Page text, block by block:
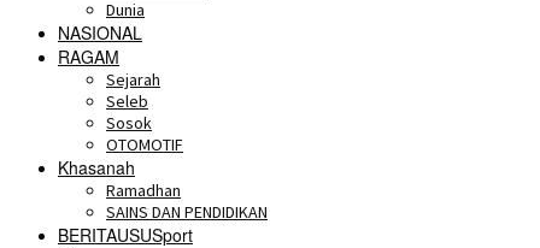
Dunia
NASIONAL
RAGAM
Sejarah
Seleb
Sosok
OTOMOTIF
Khasanah
Ramadhan
SAINS DAN PENDIDIKAN
BERITAUSUSport